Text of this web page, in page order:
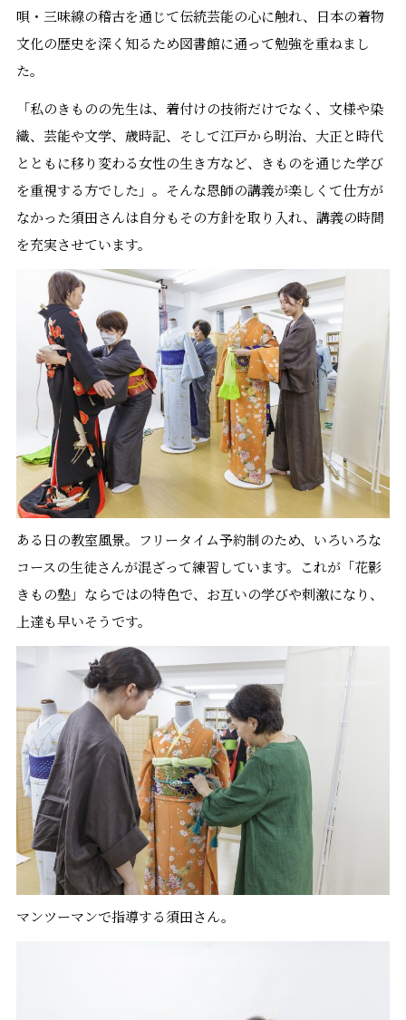
唄・三味線の稽古を通じて伝統芸能の心に触れ、日本の着物
文化の歴史を深く知るため図書館に通って勉強を重ねまし
た。
「私のきものの先生は、着付けの技術だけでなく、文様や染
織、芸能や文学、歳時記、そして江戸から明治、大正と時代
とともに移り変わる女性の生き方など、きものを通じた学び
を重視する方でした」。そんな恩師の講義が楽しくて仕方が
なかった須田さんは自分もその方針を取り入れ、講義の時間
を充実させています。
ある日の教室風景。フリータイム予約制のため、いろいろな
コースの生徒さんが混ざって練習しています。これが「花影
きもの塾」ならではの特色で、お互いの学びや刺激になり、
上達も早いそうです。
マンツーマンで指導する須田さん。